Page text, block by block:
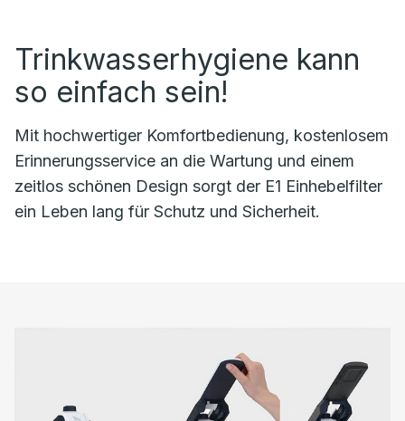
Trinkwasserhygiene kann
so einfach sein!
Mit hochwertiger Komfortbedienung, kostenlosem
Erinnerungsservice an die Wartung und einem
zeitlos schönen Design sorgt der E1 Einhebelfilter
ein Leben lang für Schutz und Sicherheit.